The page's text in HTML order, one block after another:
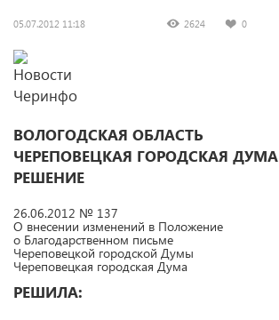
05.07.2012 11:18 2624 0
ВОЛОГОДСКАЯ ОБЛАСТЬ
ЧЕРЕПОВЕЦКАЯ ГОРОДСКАЯ ДУМА
РЕШЕНИЕ
26.06.2012 № 137
О внесении изменений в Положение
о Благодарственном письме
Череповецкой городской Думы
Череповецкая городская Дума
РЕШИЛА: